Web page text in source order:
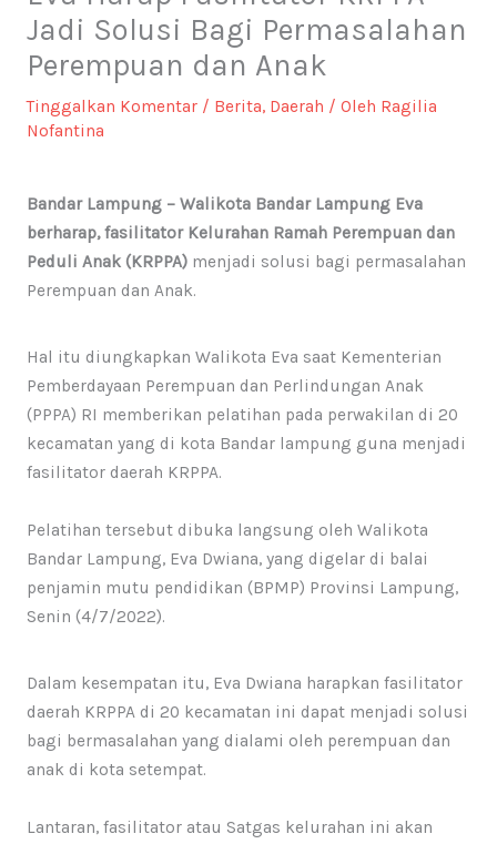
Jadi Solusi Bagi Permasalahan
Perempuan dan Anak
Tinggalkan Komentar / Berita, Daerah / Oleh Ragilia
Nofantina
Bandar Lampung – Walikota Bandar Lampung Eva
berharap, fasilitator Kelurahan Ramah Perempuan dan
Peduli Anak (KRPPA)menjadi solusi bagi permasalahan
Perempuan dan Anak.
Hal itu diungkapkan Walikota Eva saat Kementerian
Pemberdayaan Perempuan dan Perlindungan Anak
(PPPA) RI memberikan pelatihan pada perwakilan di 20
kecamatan yang di kota Bandar lampung guna menjadi
fasilitator daerah KRPPA.
Pelatihan tersebut dibuka langsung oleh Walikota
Bandar Lampung, Eva Dwiana, yang digelar di balai
penjamin mutu pendidikan (BPMP) Provinsi Lampung,
Senin (4/7/2022).
Dalam kesempatan itu, Eva Dwiana harapkan fasilitator
daerah KRPPA di 20 kecamatan ini dapat menjadi solusi
bagi bermasalahan yang dialami oleh perempuan dan
anak di kota setempat.
Lantaran, fasilitator atau Satgas kelurahan ini akan